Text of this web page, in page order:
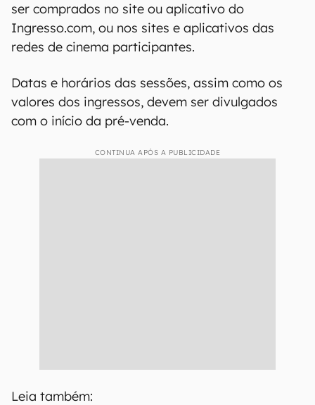
ser comprados no site ou aplicativo do
Ingresso.com, ou nos sites e aplicativos das
redes de cinema participantes.
Datas e horários das sessões, assim como os
valores dos ingressos, devem ser divulgados
com o início da pré-venda.
CONTINUA APÓS A PUBLICIDADE
Leia também: